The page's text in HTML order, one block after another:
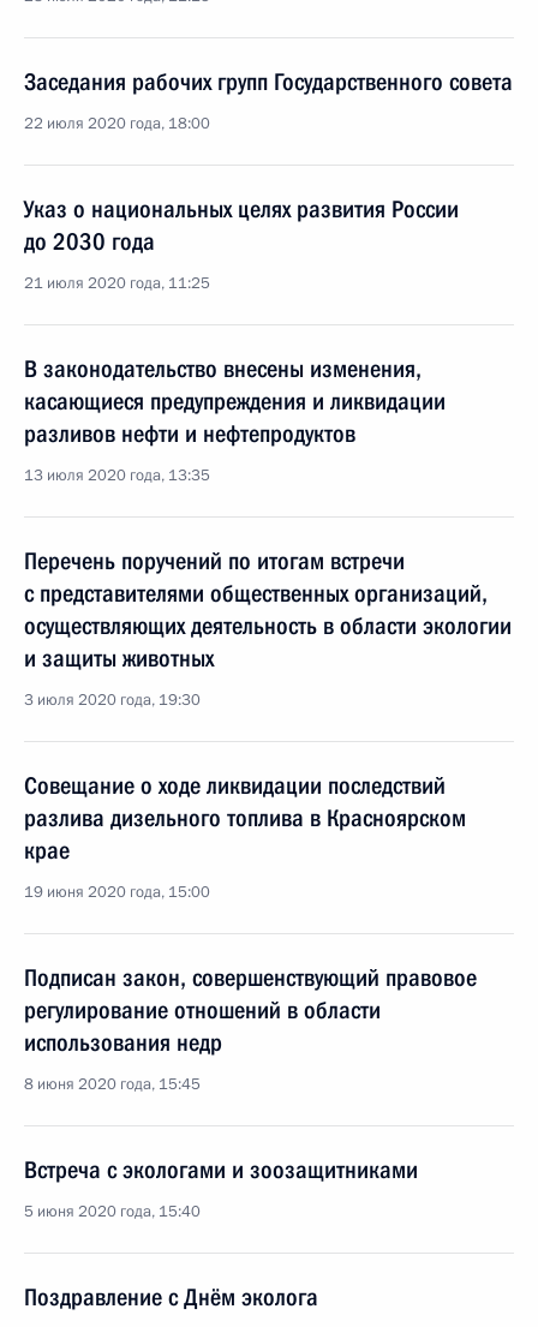
Заседания рабочих групп Государственного совета
22 июля 2020 года, 18:00
Указ о национальных целях развития России
до 2030 года
21 июля 2020 года, 11:25
В законодательство внесены изменения,
касающиеся предупреждения и ликвидации
разливов нефти и нефтепродуктов
13 июля 2020 года, 13:35
Перечень поручений по итогам встречи
с представителями общественных организаций,
осуществляющих деятельность в области экологии
и защиты животных
3 июля 2020 года, 19:30
Совещание о ходе ликвидации последствий
разлива дизельного топлива в Красноярском
крае
19 июня 2020 года, 15:00
Подписан закон, совершенствующий правовое
регулирование отношений в области
использования недр
8 июня 2020 года, 15:45
Встреча с экологами и зоозащитниками
5 июня 2020 года, 15:40
Поздравление с Днём эколога